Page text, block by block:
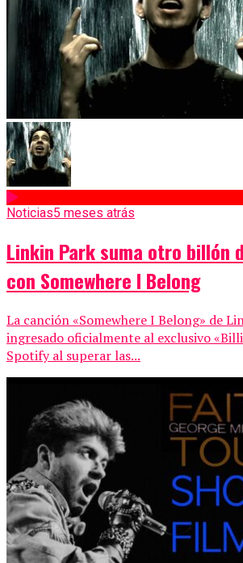
Noticias5 meses atrás
Linkin Park suma otro billón
con Somewhere I Belong
La canción «Somewhere I Belong» de
ingresado oficialmente al exclusivo
Spotify al superar las...